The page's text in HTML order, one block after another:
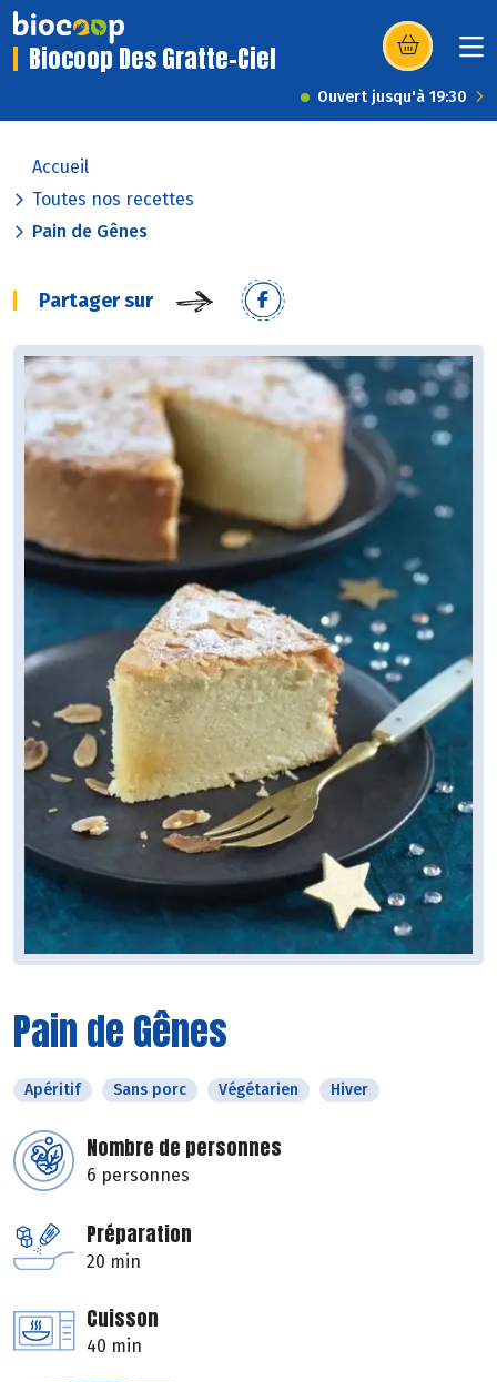
Biocoop Des Gratte-Ciel (s’ouvre dans
Ouvert jusqu'à 19:30
Accueil
Toutes nos recettes
Pain de Gênes
Partager sur
Pain de Gênes
Apéritif Sans porc Végétarien Hiver
Nombre de personnes
6 personnes
Préparation
20 min
Cuisson
40 min